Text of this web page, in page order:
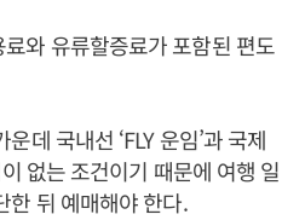
와 유류할증료가 포함된 편도
데 국내선 ‘FLY 운임’과 국제
없는 조건이기 때문에 여행 일
한 뒤 예매해야 한다.